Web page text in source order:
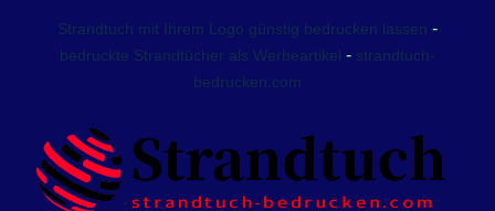
Strandtuch mit Ihrem Logo günstig bedrucken lassen -
bedruckte Strandtücher als Werbeartikel - strandtuch-
bedrucken.com